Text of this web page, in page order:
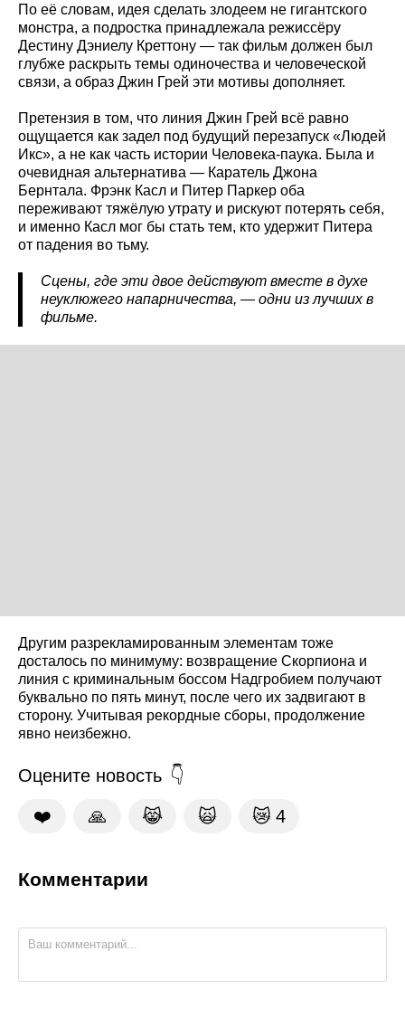
По её словам, идея сделать злодеем не гигантского
монстра, а подростка принадлежала режиссёру
Дестину Дэниелу Креттону — так фильм должен был
глубже раскрыть темы одиночества и человеческой
связи, а образ Джин Грей эти мотивы дополняет.
Претензия в том, что линия Джин Грей всё равно
ощущается как задел под будущий перезапуск «Людей
Икс», а не как часть истории Человека-паука. Была и
очевидная альтернатива — Каратель Джона
Бернтала. Фрэнк Касл и Питер Паркер оба
переживают тяжёлую утрату и рискуют потерять себя,
и именно Касл мог бы стать тем, кто удержит Питера
от падения во тьму.
Сцены, где эти двое действуют вместе в духе
неуклюжего напарничества, — одни из лучших в
фильме.
Другим разрекламированным элементам тоже
досталось по минимуму: возвращение Скорпиона и
линия с криминальным боссом Надгробием получают
буквально по пять минут, после чего их задвигают в
сторону. Учитывая рекордные сборы, продолжение
явно неизбежно.
Оцените новость
❤️ 🙏 😹 🙀 😿 4
Комментарии